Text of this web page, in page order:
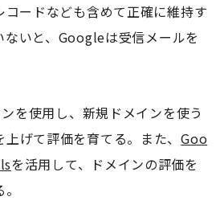
コードなども含めて正確に維持す
ないと、Googleは受信メールを
を使用し、新規ドメインを使う
上げて評価を育てる。また、Goo
を活用して、ドメインの評価を